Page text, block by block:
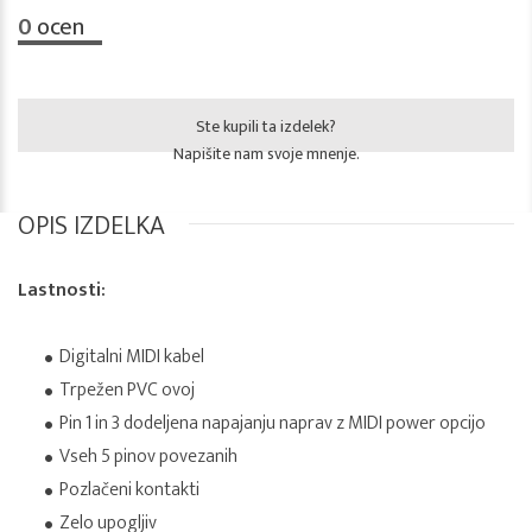
0ocen
Ste kupili ta izdelek?
Napišite nam svoje mnenje.
OPIS IZDELKA
Lastnosti:
Digitalni MIDI kabel
Trpežen PVC ovoj
Pin 1 in 3 dodeljena napajanju naprav z MIDI power opcijo
Vseh 5 pinov povezanih
Pozlačeni kontakti
Zelo upogljiv